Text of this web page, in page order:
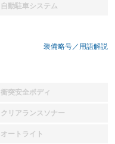
自動駐車システム
：装備なし
装備略号／用語解説
衝突安全ボディ
：装備なし
クリアランスソナー
：装備なし
オートライト
：装備なし